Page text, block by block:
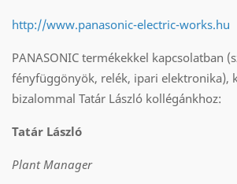
http://www.panasonic-electric-works.hu
PANASONIC termékekkel kapcsolatban
fényfüggönyök, relék, ipari elektronika),
bizalommal Tatár László kollégánkhoz:
Tatár László
Plant Manager